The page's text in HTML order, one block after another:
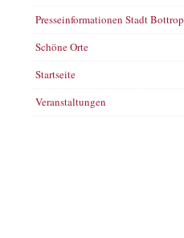
Presseinformationen Stadt Bottrop
Schöne Orte
Startseite
Veranstaltungen